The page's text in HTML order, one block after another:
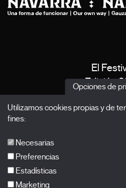
El
Edición
Opciones de
Utilizamos cookies propias y de
fines:
Necesarias
Preferencias
Estadísticas
Marketing